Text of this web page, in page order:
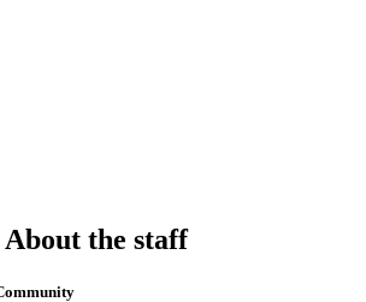
About the staff